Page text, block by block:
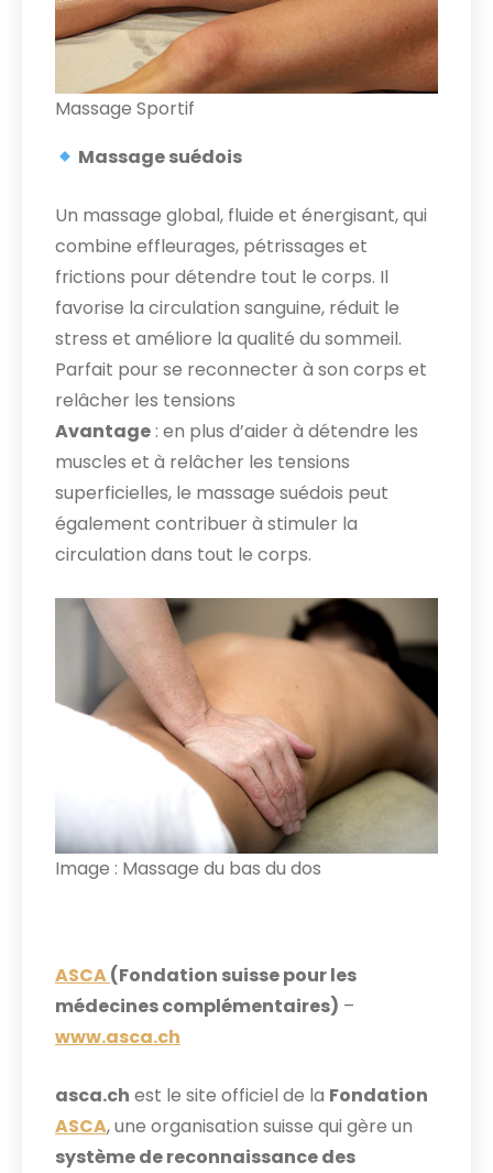
Massage Sportif
Massage suédois
Un massage global, fluide et énergisant, qui
combine effleurages, pétrissages et
frictions pour détendre tout le corps. Il
favorise la circulation sanguine, réduit le
stress et améliore la qualité du sommeil.
Parfait pour se reconnecter à son corps et
relâcher les tensions
Avantage : en plus d’aider à détendre les
muscles et à relâcher les tensions
superficielles, le massage suédois peut
également contribuer à stimuler la
circulation dans tout le corps.
Image : Massage du bas du dos
ASCA(Fondation suisse pour les
médecines complémentaires) –
www.asca.ch
asca.ch est le site officiel de la Fondation
ASCA, une organisation suisse qui gère un
système de reconnaissance des